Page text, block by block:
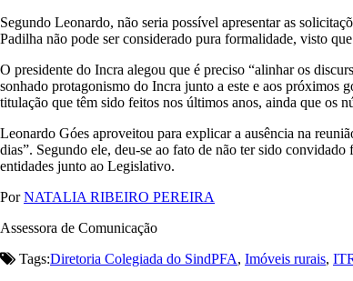
Segundo Leonardo, não seria possível apresentar as
Padilha não pode ser considerado pura formalidade, visto
O presidente do Incra alegou que é preciso “alinhar os
sonhado protagonismo do Incra junto a este e aos próximos
titulação que têm sido feitos nos últimos anos, ainda que os
Leonardo Góes aproveitou para explicar a ausência na
dias”. Segundo ele, deu-se ao fato de não ter sido
entidades junto ao Legislativo.
PorNATALIA RIBEIRO PEREIRA
Assessora de Comunicação
Tags:Diretoria Colegiada do SindPFA, Imóveis rurais,